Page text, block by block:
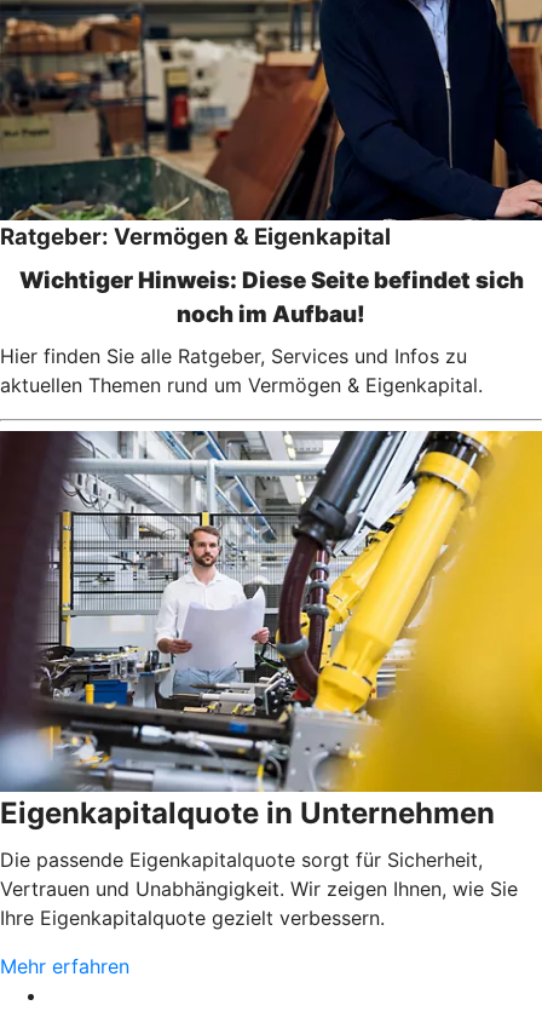
Ratgeber: Vermögen & Eigenkapital
Wichtiger Hinweis: Diese Seite befindet sich
noch im Aufbau!
Hier finden Sie alle Ratgeber, Services und Infos zu
aktuellen Themen rund um Vermögen & Eigenkapital.
Eigenkapitalquote in Unternehmen
Die passende Eigenkapitalquote sorgt für Sicherheit,
Vertrauen und Unabhängigkeit. Wir zeigen Ihnen, wie Sie
Ihre Eigenkapitalquote gezielt verbessern.
Mehr erfahren